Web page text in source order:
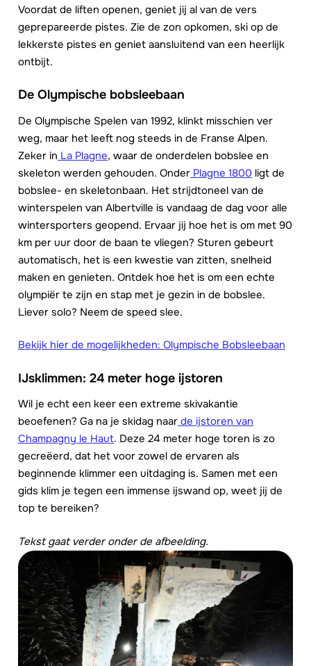
Voordat de liften openen, geniet jij al van de vers
geprepareerde pistes. Zie de zon opkomen, ski op de
lekkerste pistes en geniet aansluitend van een heerlijk
ontbijt.
De Olympische bobsleebaan
De Olympische Spelen van 1992, klinkt misschien ver
weg, maar het leeft nog steeds in de Franse Alpen.
Zeker in La Plagne, waar de onderdelen bobslee en
skeleton werden gehouden. Onder Plagne 1800 ligt de
bobslee- en skeletonbaan. Het strijdtoneel van de
winterspelen van Albertville is vandaag de dag voor alle
wintersporters geopend. Ervaar jij hoe het is om met 90
km per uur door de baan te vliegen? Sturen gebeurt
automatisch, het is een kwestie van zitten, snelheid
maken en genieten. Ontdek hoe het is om een echte
olympiër te zijn en stap met je gezin in de bobslee.
Liever solo? Neem de speed slee.
Bekijk hier de mogelijkheden: Olympische Bobsleebaan
IJsklimmen: 24 meter hoge ijstoren
Wil je echt een keer een extreme skivakantie
beoefenen? Ga na je skidag naar de ijstoren van
Champagny le Haut. Deze 24 meter hoge toren is zo
gecreëerd, dat het voor zowel de ervaren als
beginnende klimmer een uitdaging is. Samen met een
gids klim je tegen een immense ijswand op, weet jij de
top te bereiken?
Tekst gaat verder onder de afbeelding.